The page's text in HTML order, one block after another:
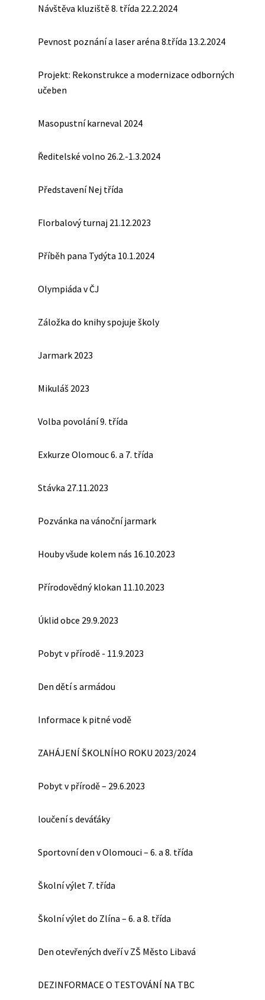
Návštěva kluziště 8. třída 22.2.2024
Pevnost poznání a laser aréna 8.třída 13.2.2024
Projekt: Rekonstrukce a modernizace odborných
učeben
Masopustní karneval 2024
Ředitelské volno 26.2.-1.3.2024
Představení Nej třída
Florbalový turnaj 21.12.2023
Příběh pana Tydýta 10.1.2024
Olympiáda v ČJ
Záložka do knihy spojuje školy
Jarmark 2023
Mikuláš 2023
Volba povolání 9. třída
Exkurze Olomouc 6. a 7. třída
Stávka 27.11.2023
Pozvánka na vánoční jarmark
Houby všude kolem nás 16.10.2023
Přírodovědný klokan 11.10.2023
Úklid obce 29.9.2023
Pobyt v přírodě - 11.9.2023
Den dětí s armádou
Informace k pitné vodě
ZAHÁJENÍ ŠKOLNÍHO ROKU 2023/2024
Pobyt v přírodě – 29.6.2023
loučení s deváťáky
Sportovní den v Olomouci – 6. a 8. třída
Školní výlet 7. třída
Školní výlet do Zlína – 6. a 8. třída
Den otevřených dveří v ZŠ Město Libavá
DEZINFORMACE O TESTOVÁNÍ NA TBC